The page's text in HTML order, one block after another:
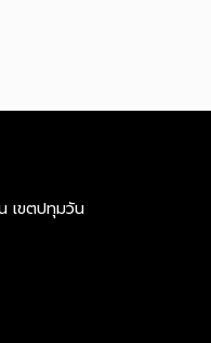
เขตปทุมวัน